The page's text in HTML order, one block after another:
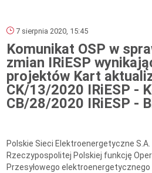
7 sierpnia 2020, 15:45
Komunikat OSP w
zmian IRiESP
projektów Kart
CK/13/2020 IRiESP -
CB/28/2020 IRiESP -
Polskie Sieci Elektroenergetyczne
Rzeczypospolitej Polskiej funkcję
Przesyłowego elektroenergetycznego